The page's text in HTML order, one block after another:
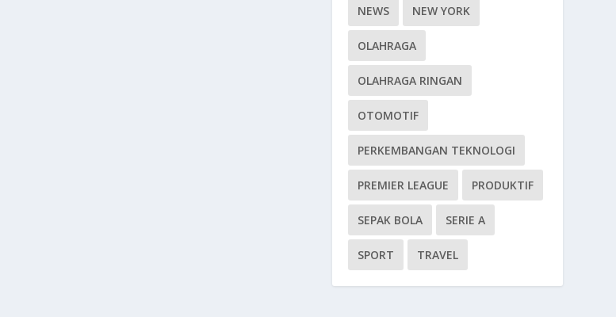
NEWS NEW YORK
OLAHRAGA
OLAHRAGA RINGAN
OTOMOTIF
PERKEMBANGAN TEKNOLOGI
PREMIER LEAGUE PRODUKTIF
SEPAK BOLA SERIE A
SPORT TRAVEL